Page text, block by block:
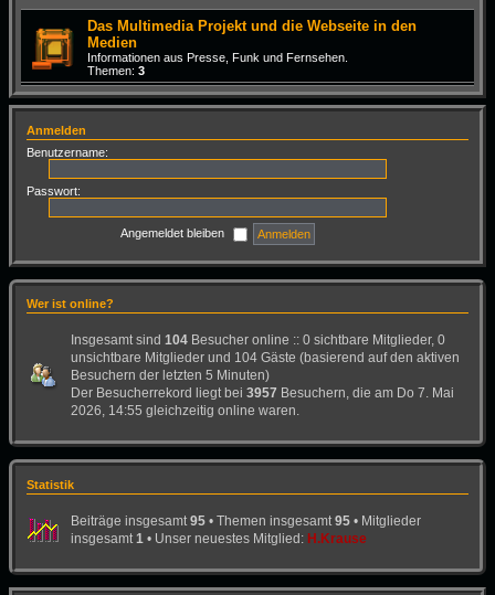
Das Multimedia Projekt und die Webseite in den
Medien
Informationen aus Presse, Funk und Fernsehen.
Themen: 3
Anmelden
Benutzername:
Passwort:
Angemeldet bleiben
Wer ist online?
Insgesamt sind 104 Besucher online :: 0 sichtbare Mitglieder, 0
unsichtbare Mitglieder und 104 Gäste (basierend auf den aktiven
Besuchern der letzten 5 Minuten)
Der Besucherrekord liegt bei 3957 Besuchern, die am Do 7. Mai
2026, 14:55 gleichzeitig online waren.
Statistik
Beiträge insgesamt 95 • Themen insgesamt 95 • Mitglieder
insgesamt 1 • Unser neuestes Mitglied: H.Krause